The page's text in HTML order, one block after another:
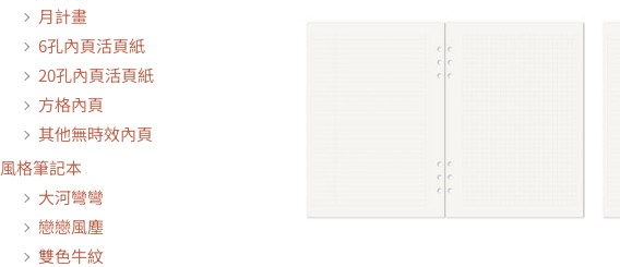
月計畫
6孔內頁活頁紙
20孔內頁活頁紙
方格內頁
其他無時效內頁
風格筆記本
大河彎彎
戀戀風塵
雙色牛紋